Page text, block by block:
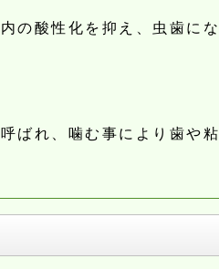
の酸性化を抑え、虫歯にな
ばれ、噛む事により歯や粘